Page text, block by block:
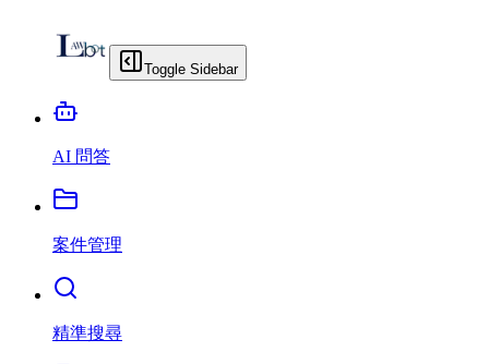
Toggle Sidebar
AI 問答
案件管理
精準搜尋